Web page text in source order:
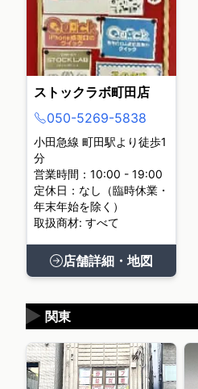
ストックラボ町田店
050-5269-5838
小田急線 町田駅より徒歩1
分
営業時間：10:00 - 19:00
定休日：なし（臨時休業・
年末年始を除く）
取扱商材: すべて
店舗詳細・地図
関東
▶